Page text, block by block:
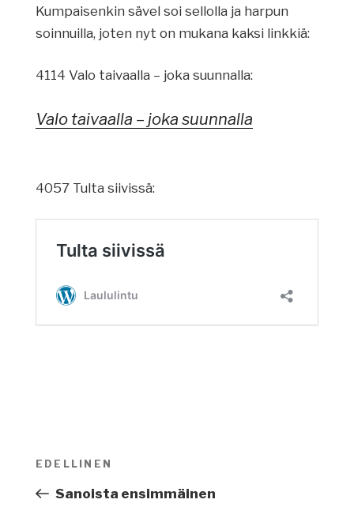
Kumpaisenkin sävel soi sellolla ja harpun
soinnuilla, joten nyt on mukana kaksi linkkiä:
4114 Valo taivaalla – joka suunnalla:
Valo taivaalla – joka suunnalla
4057 Tulta siivissä:
Artikkelien
Edellinen
artikkeli
EDELLINEN
Sanoista ensimmäinen